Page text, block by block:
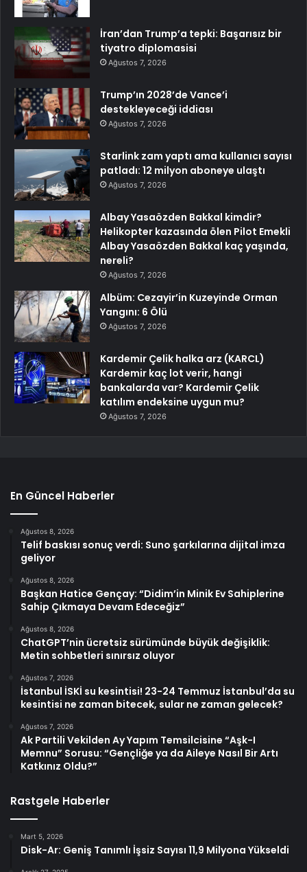
İran’dan Trump’a tepki: Başarısız bir
tiyatro diplomasisi
Ağustos 7, 2026
Trump’ın 2028’de Vance’i
destekleyeceği iddiası
Ağustos 7, 2026
Starlink zam yaptı ama kullanıcı sayısı
patladı: 12 milyon aboneye ulaştı
Ağustos 7, 2026
Albay Yasaözden Bakkal kimdir?
Helikopter kazasında ölen Pilot Emekli
Albay Yasaözden Bakkal kaç yaşında,
nereli?
Ağustos 7, 2026
Albüm: Cezayir’in Kuzeyinde Orman
Yangını: 6 Ölü
Ağustos 7, 2026
Kardemir Çelik halka arz (KARCL)
Kardemir kaç lot verir, hangi
bankalarda var? Kardemir Çelik
katılım endeksine uygun mu?
Ağustos 7, 2026
En Güncel Haberler
Ağustos 8, 2026
Telif baskısı sonuç verdi: Suno şarkılarına dijital imza
geliyor
Ağustos 8, 2026
Başkan Hatice Gençay: “Didim’in Minik Ev Sahiplerine
Sahip Çıkmaya Devam Edeceğiz”
Ağustos 8, 2026
ChatGPT’nin ücretsiz sürümünde büyük değişiklik:
Metin sohbetleri sınırsız oluyor
Ağustos 7, 2026
İstanbul İSKİ su kesintisi! 23-24 Temmuz İstanbul’da su
kesintisi ne zaman bitecek, sular ne zaman gelecek?
Ağustos 7, 2026
Ak Partili Vekilden Ay Yapım Temsilcisine “Aşk-I
Memnu” Sorusu: “Gençliğe ya da Aileye Nasıl Bir Artı
Katkınız Oldu?”
Rastgele Haberler
Mart 5, 2026
Disk-Ar: Geniş Tanımlı İşsiz Sayısı 11,9 Milyona Yükseldi